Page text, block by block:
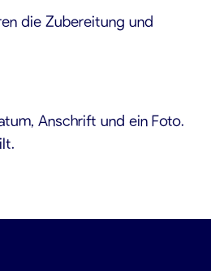
die Zubereitung und
Anschrift und ein Foto.